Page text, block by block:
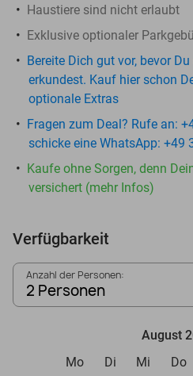
Haustiere sind nicht erlaubt
Exklusive optionaler
Bereite Dich gut vor, bevor
erkundest. Kauf hier schon
optionale Extras
Fragen zum Deal? Rufe an:
schicke eine WhatsApp: +49
Kaufe ohne Sorgen, denn
versichert (mehr Infos)
Verfügbarkeit
Anzahl der Personen:
2 Personen
August
Mo
Di Mi Do